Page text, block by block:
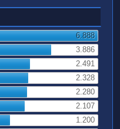
6.888
3.886
2.491
2.328
2.280
2.107
1.200